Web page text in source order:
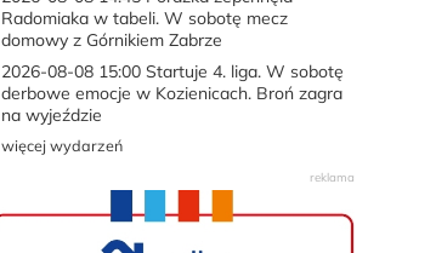
Radomiaka w tabeli. W sobotę mecz
domowy z Górnikiem Zabrze
2026-08-08 15:00Startuje 4. liga. W sobotę
derbowe emocje w Kozienicach. Broń zagra
na wyjeździe
więcej wydarzeń